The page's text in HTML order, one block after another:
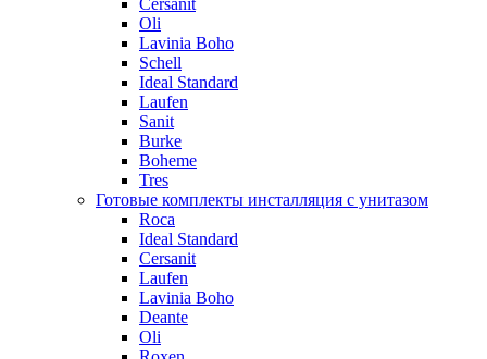
Cersanit
Oli
Lavinia Boho
Schell
Ideal Standard
Laufen
Sanit
Burke
Boheme
Tres
Готовые комплекты инсталляция с унитазом
Roca
Ideal Standard
Cersanit
Laufen
Lavinia Boho
Deante
Oli